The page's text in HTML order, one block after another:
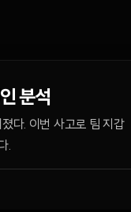
분석
다. 이번 사고로 팀 지갑
.